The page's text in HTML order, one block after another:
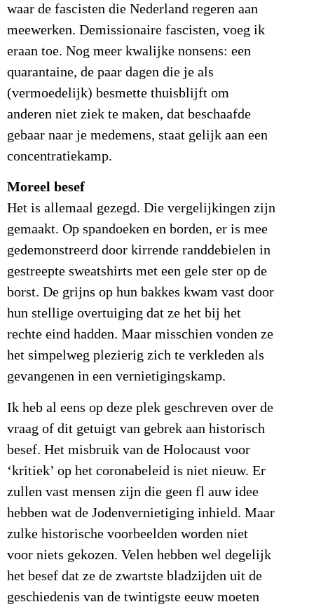
waar de fascisten die Nederland regeren aan
meewerken. Demissionaire fascisten, voeg ik
eraan toe. Nog meer kwalijke nonsens: een
quarantaine, de paar dagen die je als
(vermoedelijk) besmette thuisblijft om
anderen niet ziek te maken, dat beschaafde
gebaar naar je medemens, staat gelijk aan een
concentratiekamp.
Moreel besef
Het is allemaal gezegd. Die vergelijkingen zijn
gemaakt. Op spandoeken en borden, er is mee
gedemonstreerd door kirrende randdebielen in
gestreepte sweatshirts met een gele ster op de
borst. De grijns op hun bakkes kwam vast door
hun stellige overtuiging dat ze het bij het
rechte eind hadden. Maar misschien vonden ze
het simpelweg plezierig zich te verkleden als
gevangenen in een vernietigingskamp.
Ik heb al eens op deze plek geschreven over de
vraag of dit getuigt van gebrek aan historisch
besef. Het misbruik van de Holocaust voor
‘kritiek’ op het coronabeleid is niet nieuw. Er
zullen vast mensen zijn die geen fl auw idee
hebben wat de Jodenvernietiging inhield. Maar
zulke historische voorbeelden worden niet
voor niets gekozen. Velen hebben wel degelijk
het besef dat ze de zwartste bladzijden uit de
geschiedenis van de twintigste eeuw moeten